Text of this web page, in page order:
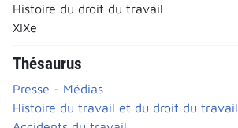
Histoire du droit du travail
XIXe
Thésaurus
Presse - Médias
Histoire du travail et du droit du travail